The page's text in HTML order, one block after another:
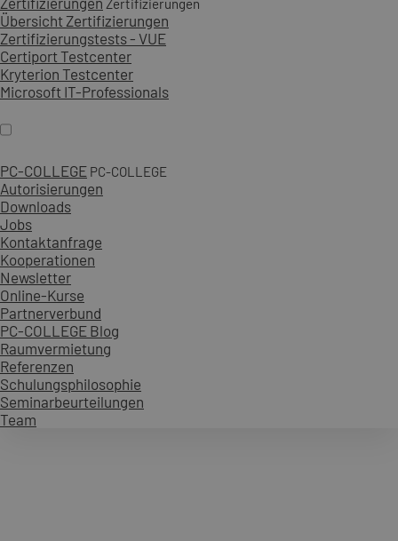
Zertifizierungen
Übersicht Zertifizierungen
Zertifizierungstests - VUE
Certiport Testcenter
Kryterion Testcenter
Microsoft IT-Professionals
PC-COLLEGE PC-COLLEGE
Autorisierungen
Downloads
Jobs
Kontaktanfrage
Kooperationen
Newsletter
Online-Kurse
Partnerverbund
PC-COLLEGE Blog
Raumvermietung
Referenzen
Schulungsphilosophie
Seminarbeurteilungen
Team